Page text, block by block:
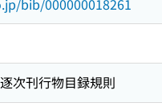
bib/000000018261
次刊行物目録規則